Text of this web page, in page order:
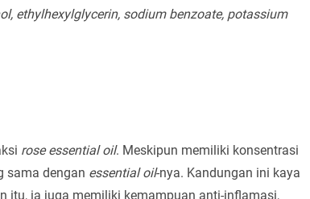
ethylhexylglycerin, sodium benzoate, potassium
rose essential oil. Meskipun memiliki konsentrasi
sama dengan essential oil-nya. Kandungan ini kaya
itu, ia juga memiliki kemampuan anti-inflamasi,